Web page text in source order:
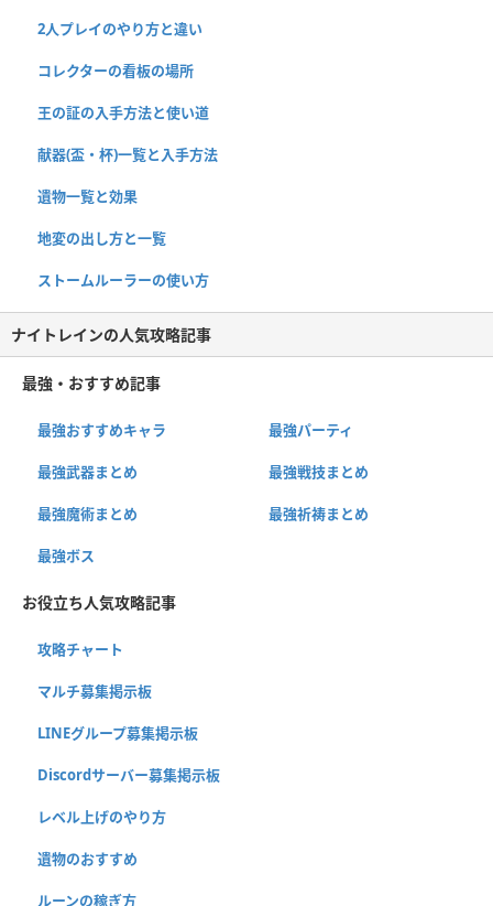
2人プレイのやり方と違い
コレクターの看板の場所
王の証の入手方法と使い道
献器(盃・杯)一覧と入手方法
遺物一覧と効果
地変の出し方と一覧
ストームルーラーの使い方
ナイトレインの人気攻略記事
最強・おすすめ記事
最強おすすめキャラ 最強パーティ
最強武器まとめ 最強戦技まとめ
最強魔術まとめ 最強祈祷まとめ
最強ボス
お役立ち人気攻略記事
攻略チャート
マルチ募集掲示板
LINEグループ募集掲示板
Discordサーバー募集掲示板
レベル上げのやり方
遺物のおすすめ
ルーンの稼ぎ方